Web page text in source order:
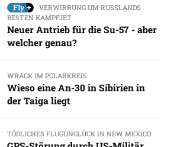
VERWIRRUNG UM RUSSLANDS
BESTEN KAMPFJET
Neuer Antrieb für die Su-57 - aber
welcher genau?
WRACK IM POLARKREIS
Wieso eine An-30 in Sibirien in
der Taiga liegt
TÖDLICHES FLUGUNGLÜCK IN NEW MEXICO